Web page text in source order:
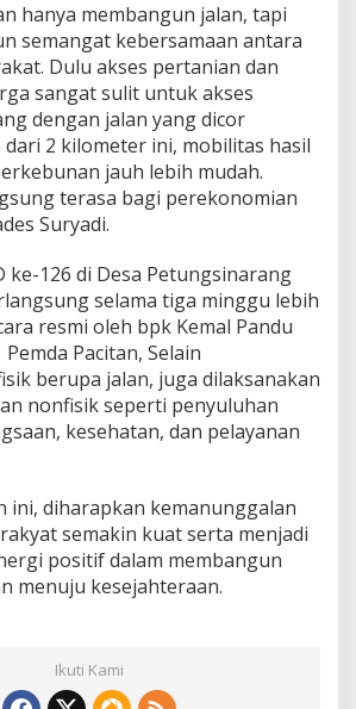
hanya membangun jalan, tapi
semangat kebersamaan antara
Dulu akses pertanian dan
sangat sulit untuk akses
dengan jalan yang dicor
2 kilometer ini, mobilitas hasil
jauh lebih mudah.
terasa bagi perekonomian
Suryadi.
ke-126 di Desa Petungsinarang
selama tiga minggu lebih
resmi oleh bpk Kemal Pandu
Pacitan, Selain
berupa jalan, juga dilaksanakan
nonfisik seperti penyuluhan
kesehatan, dan pelayanan
ini, diharapkan kemanunggalan
semakin kuat serta menjadi
positif dalam membangun
menuju kesejahteraan.
Ikuti Kami